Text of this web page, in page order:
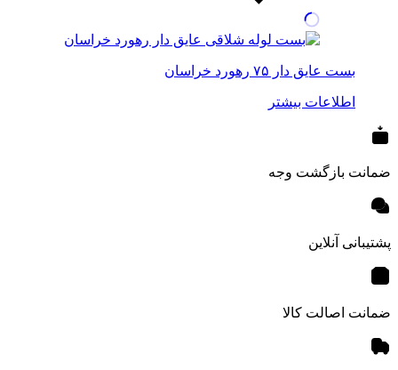
بست عایق دار ۷۵ رهورد خراسان
اطلاعات بیشتر
ضمانت بازگشت وجه
پشتیبانی آنلاین
ضمانت اصالت کالا